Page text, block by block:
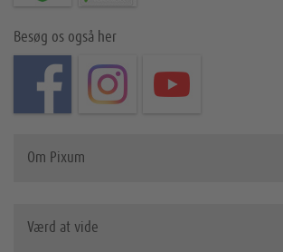
Besøg os også her
Om Pixum
Værd at vide